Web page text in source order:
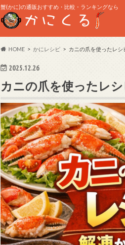
蟹(かに)の通販おすすめ・比較・ランキングなら
HOME かにレシピ カニの爪を使ったレ
2025.12.26
カニの爪を使ったレ